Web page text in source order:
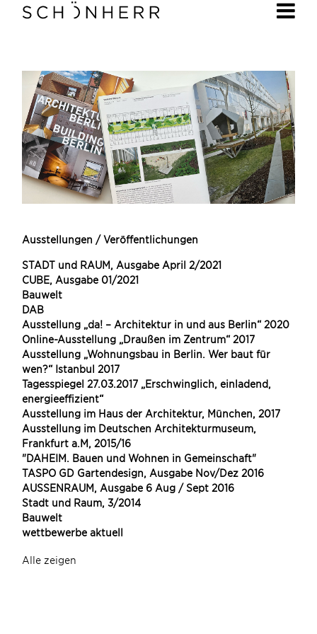
Ausstellungen / Veröffentlichungen
STADT und RAUM, Ausgabe April 2/2021
CUBE, Ausgabe 01/2021
Bauwelt
DAB
Ausstellung „da! – Architektur in und aus Berlin“ 2020
Online-Ausstellung „Draußen im Zentrum“ 2017
Ausstellung „Wohnungsbau in Berlin. Wer baut für
wen?“ Istanbul 2017
Tagesspiegel 27.03.2017 „Erschwinglich, einladend,
energieeffizient“
Ausstellung im Haus der Architektur, München, 2017
Ausstellung im Deutschen Architekturmuseum,
Frankfurt a.M, 2015/16
"DAHEIM. Bauen und Wohnen in Gemeinschaft"
TASPO GD Gartendesign, Ausgabe Nov/Dez 2016
AUSSENRAUM, Ausgabe 6 Aug / Sept 2016
Stadt und Raum, 3/2014
Bauwelt
wettbewerbe aktuell
Alle zeigen